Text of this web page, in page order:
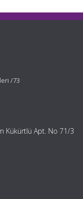
/73
Kükürtlü Apt. No 71/3